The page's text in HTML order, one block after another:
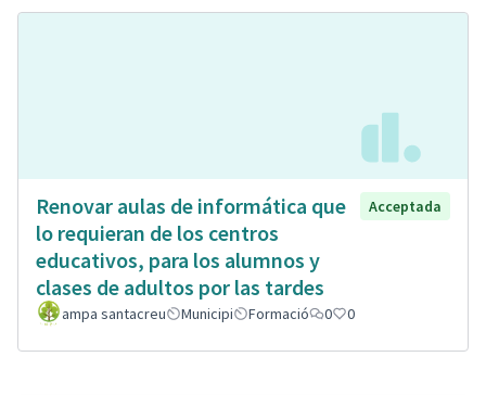
Renovar aulas de informática que
lo requieran de los centros
educativos, para los alumnos y
clases de adultos por las tardes
Acceptada
ampa santacreu Municipi Formació 0 0